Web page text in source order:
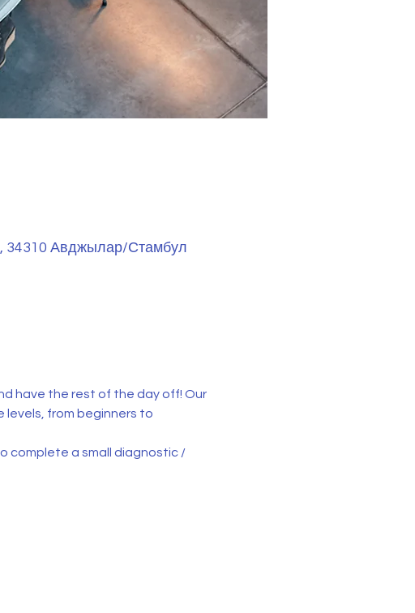
34310 Авджылар/Стамбул
have the rest of the day off! Our
levels, from beginners to
complete a small diagnostic /